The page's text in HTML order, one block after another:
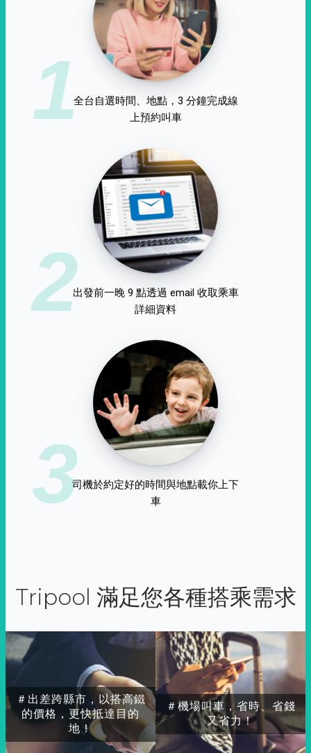
1全台自選時間、地點，3 分鐘完成線
上預約叫車
2出發前一晚 9 點透過 email 收取乘車
詳細資料
3司機於約定好的時間與地點載你上下
車
Tripool 滿足您各種搭乘需求
＃出差跨縣市，以搭高鐵
的價格，更快抵達目的
地！
＃機場叫車，省時、省錢
又省力！